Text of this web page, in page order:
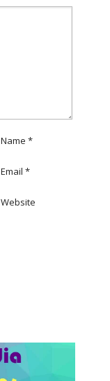
Name *
Email *
Website